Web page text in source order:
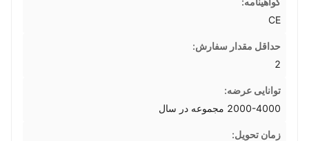
CE
حداقل مقدار سفارش:
2
توانایی عرضه:
2000-4000 مجموعه در سال
زمان تحویل: